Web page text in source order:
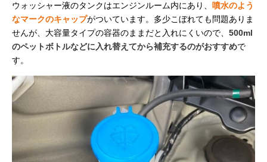
ウォッシャー液のタンクはエンジンルーム内にあり、
噴水のよう
なマークのキャップがついています。多少こぼれても問題ありま
せんが、大容量タイプの容器のままだと入れにくいので、 500ml
のペットボトルなどに入れ替えてから補充するのがおすすめで
す。